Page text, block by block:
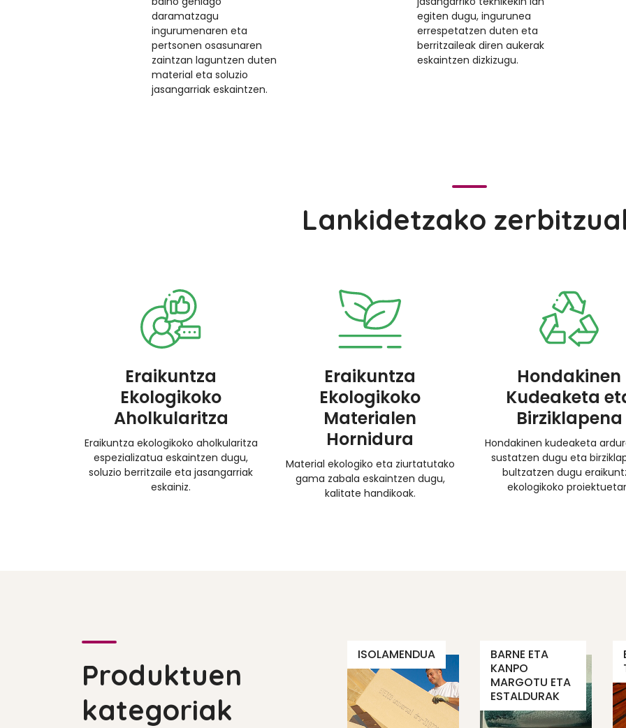
daramatzagu
ingurumenaren eta
pertsonen osasunaren
zaintzan laguntzen duten
material eta soluzio
jasangarriak eskaintzen.
egiten dugu, ingurunea
errespetatzen duten eta
berritzaileak diren aukerak
eskaintzen dizkizugu.
Lankidetzako
Eraikuntza
Ekologikoko
Aholkularitza
Eraikuntza ekologikoko aholkularitza
espezializatua eskaintzen dugu,
soluzio berritzaile eta jasangarriak
eskainiz.
Eraikuntza
Ekologikoko
Materialen
Hornidura
Material ekologiko eta ziurtatutako
gama zabala eskaintzen dugu,
kalitate handikoak.
Hondakinen
Kudeaketa
Birziklapena
Hondakinen kudeaketa
sustatzen dugu eta
bultzatzen dugu
ekologikoko
Produktuen
kategoriak
ISOLAMENDUA
BARNE ETA
KANPO
MARGOTU ETA
ESTALDURAK